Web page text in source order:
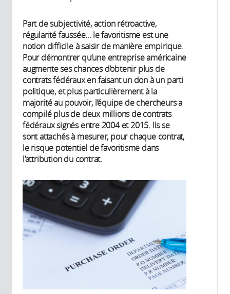
Part de subjectivité, action rétroactive,
régularité faussée… le favoritisme est une
notion difficile à saisir de manière empirique.
Pour démontrer qu’une entreprise américaine
augmente ses chances d’obtenir plus de
contrats fédéraux en faisant un don à un parti
politique, et plus particulièrement à la
majorité au pouvoir, l’équipe de chercheurs a
compilé plus de deux millions de contrats
fédéraux signés entre 2004 et 2015. Ils se
sont attachés à mesurer, pour chaque contrat,
le risque potentiel de favoritisme dans
l’attribution du contrat.